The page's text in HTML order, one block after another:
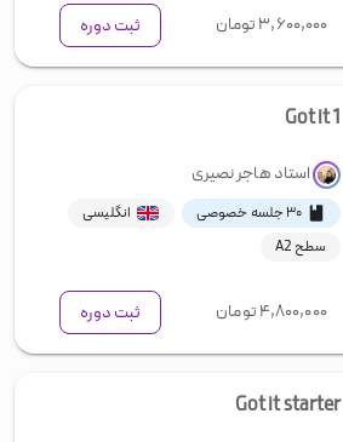
۳,۶۰۰,۰۰۰تومان ثبت دوره
Got it 1
استادهاجر نصیری
۳۰ جلسه خصوصی
انگلیسی
سطح A2
۴,۸۰۰,۰۰۰تومان ثبت دوره
Got it starter